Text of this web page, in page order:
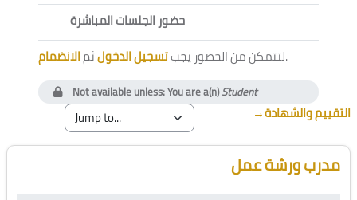
حضور الجلسات المباشرةExternal tool
لتتمكن من الحضور يجبتسجيل الدخولثمالانضمام .
Not available unless: You are a(n)Student
→التقييم والشهادة
Blocks
Skip [Cocoon] Course Instructor مدرب ورشة عمل